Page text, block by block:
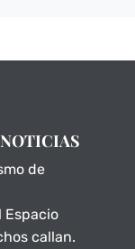
de
Espacio
callan.